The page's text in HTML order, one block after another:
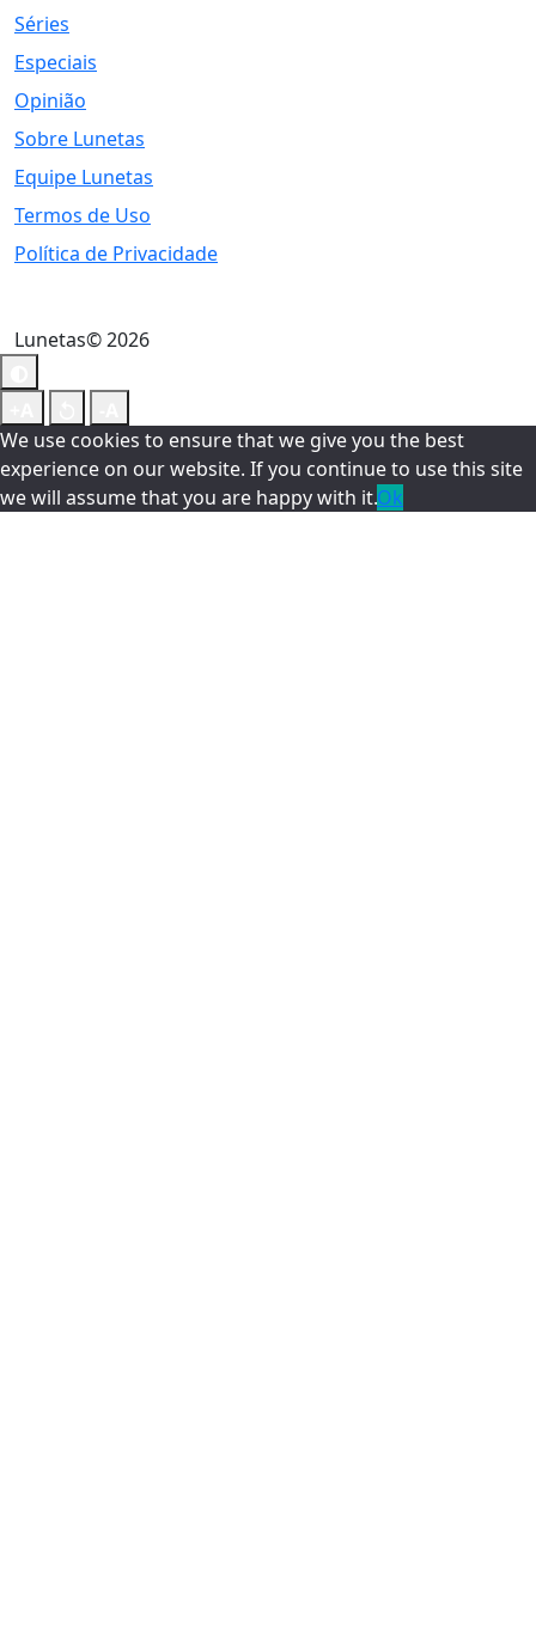
Séries
Especiais
Opinião
Sobre Lunetas
Equipe Lunetas
Termos de Uso
Política de Privacidade
Lunetas© 2026
We use cookies to ensure that we give you the best
experience on our website. If you continue to use this site
we will assume that you are happy with it.Ok